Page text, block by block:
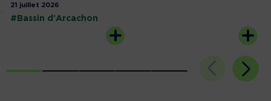
21 juillet 2026
#Bassin d'Arcachon